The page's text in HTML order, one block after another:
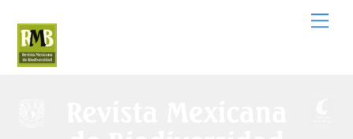
content